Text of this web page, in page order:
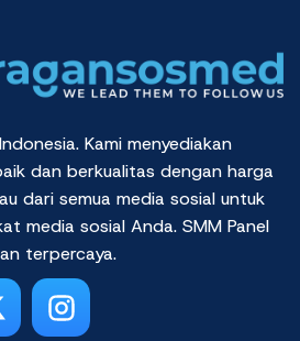
Kami menyediakan
dan berkualitas dengan harga
dari semua media sosial untuk
media sosial Anda. SMM Panel
terpercaya.